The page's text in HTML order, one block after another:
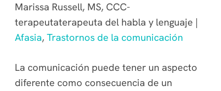
Marissa Russell, MS, CCC-
terapeutaterapeuta del habla y lenguaje |
Afasia, Trastornos de la comunicación
La comunicación puede tener un aspecto
diferente como consecuencia de un